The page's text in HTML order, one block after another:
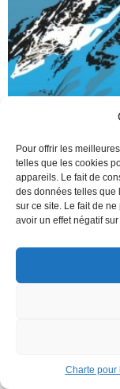
Pour offrir les
telles que les cookies
appareils. Le fait de
des données telles que
sur ce site. Le fait de
avoir un effet négatif
Charte pour